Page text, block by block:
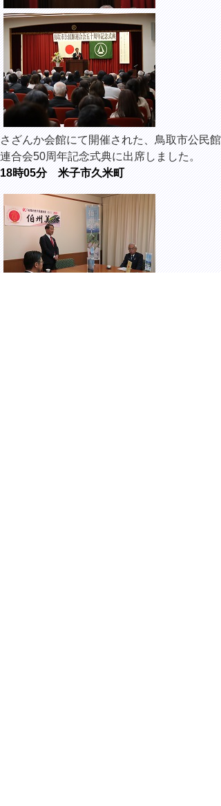
さざんか会館にて開催された、鳥取市公民館
連合会50周年記念式典に出席しました。
18時05分 米子市久米町